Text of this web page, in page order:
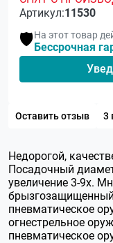
Артикул:11530
🛡️На этот товар
Бессрочная
Оставить отзыв 3
Недорогой,
Посадочный
увеличение 3-9х.
пневматическое
огнестрельное
пневматическое